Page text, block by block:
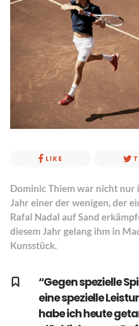
LIKE
Dominic Thiem war nicht nur
Jahr einer der wenigen, der
Rafal Nadal auf Sand
diesem Jahr gelang ihm in
Kunsstück.
“Gegen spezielle
eine spezielle
habe ich heute